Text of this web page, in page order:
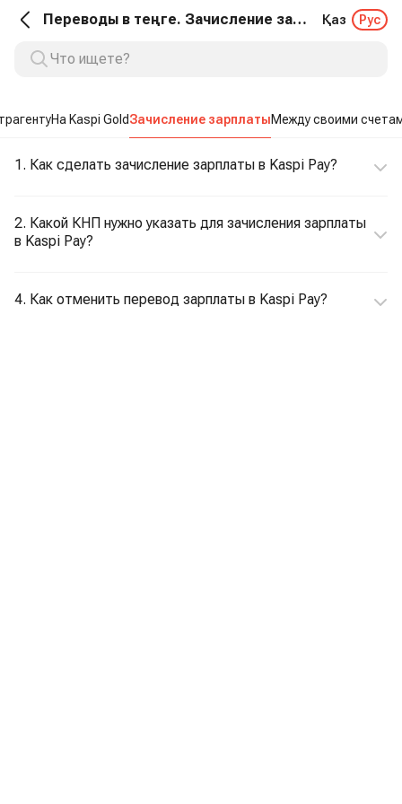
Переводы в теңге. Зачисление зарплаты Қаз Рус
На Kaspi GoldЗачисление зарплатыМежду своими
1. Как сделать зачисление зарплаты в Kaspi Pay?
2. Какой КНП нужно указать для зачисления зарплаты
в Kaspi Pay?
4. Как отменить перевод зарплаты в Kaspi Pay?